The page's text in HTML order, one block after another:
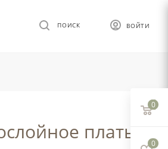
ВОЙТИ
ПОИСК
платье
0
0